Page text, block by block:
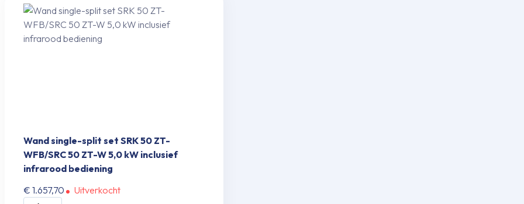
Wand single-split set SRK 50 ZT-
WFB/SRC 50 ZT-W 5,0 kW inclusief
infrarood bediening
€ 1.657,70
Uitverkocht